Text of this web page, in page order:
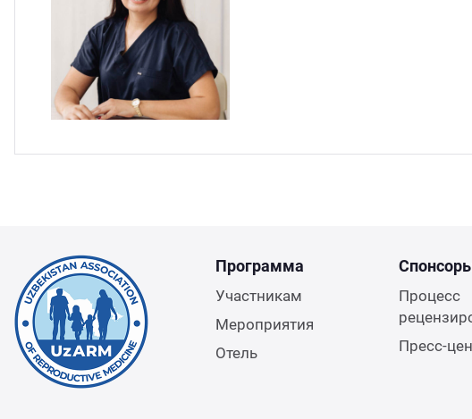
Программа
Участникам
Мероприятия
Отель
Процесс
Пресс-